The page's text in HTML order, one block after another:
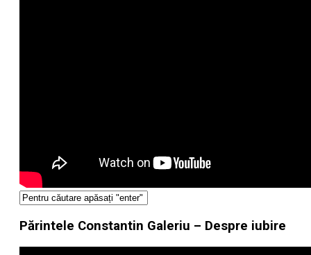
Părintele Constantin Galeriu – Despre iubire